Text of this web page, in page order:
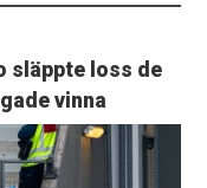
släppte loss de
vinna